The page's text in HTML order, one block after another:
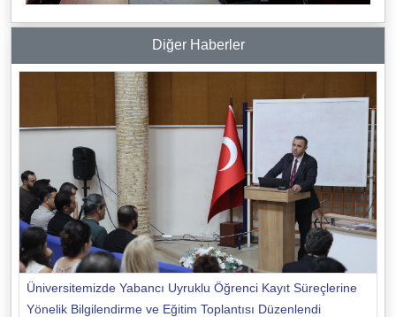
Diğer Haberler
Üniversitemizde Yabancı Uyruklu Öğrenci Kayıt Süreçlerine
Yönelik Bilgilendirme ve Eğitim Toplantısı Düzenlendi